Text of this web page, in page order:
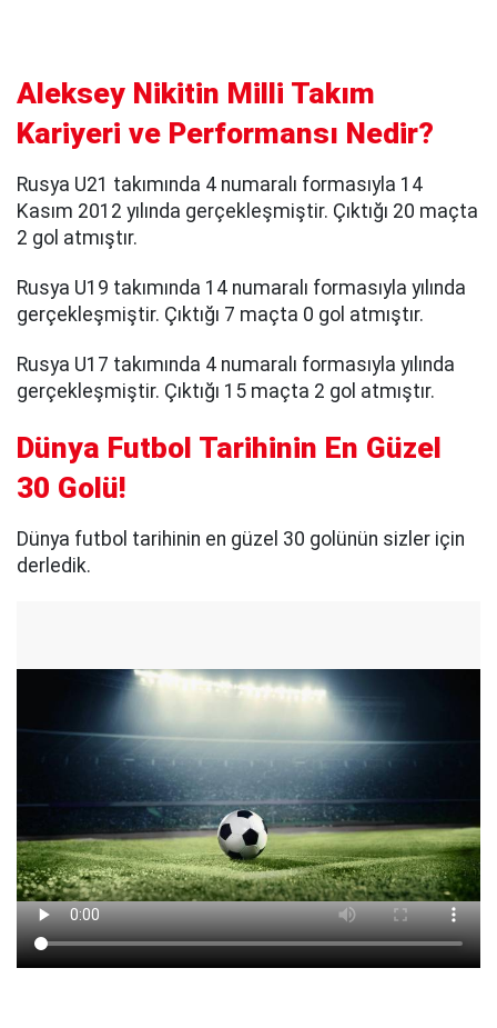
Aleksey Nikitin Milli Takım
Kariyeri ve Performansı Nedir?
Rusya U21 takımında 4 numaralı formasıyla 14
Kasım 2012 yılında gerçekleşmiştir. Çıktığı 20 maçta
2 gol atmıştır.
Rusya U19 takımında 14 numaralı formasıyla yılında
gerçekleşmiştir. Çıktığı 7 maçta 0 gol atmıştır.
Rusya U17 takımında 4 numaralı formasıyla yılında
gerçekleşmiştir. Çıktığı 15 maçta 2 gol atmıştır.
Dünya Futbol Tarihinin En Güzel
30 Golü!
Dünya futbol tarihinin en güzel 30 golünün sizler için
derledik.